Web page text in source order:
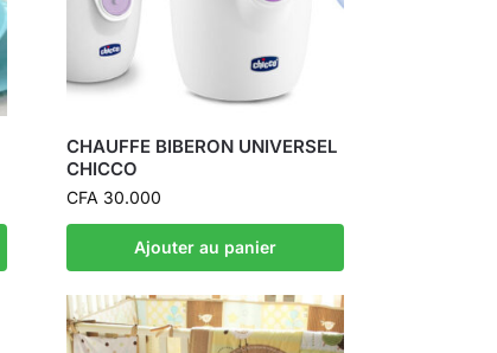
CHAUFFE BIBERON UNIVERSEL
CHICCO
CFA 30.000
Ajouter au panier